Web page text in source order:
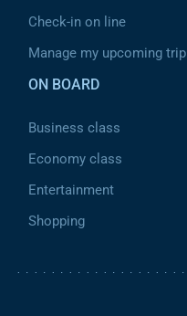
Check-in on line
Manage my upcoming trip
ON BOARD
Business class
Economy class
Entertainment
Shopping